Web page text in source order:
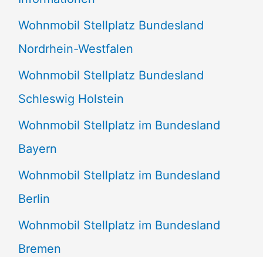
n
n
a
c
h
:
Wohnmobil Stellplatz Bundesland
Nordrhein-Westfalen
Wohnmobil Stellplatz Bundesland
Schleswig Holstein
Wohnmobil Stellplatz im Bundesland
Bayern
Wohnmobil Stellplatz im Bundesland
Berlin
Wohnmobil Stellplatz im Bundesland
Bremen